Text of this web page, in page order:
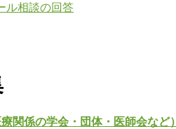
ル相談の回答
関係の学会・団体・医師会など）